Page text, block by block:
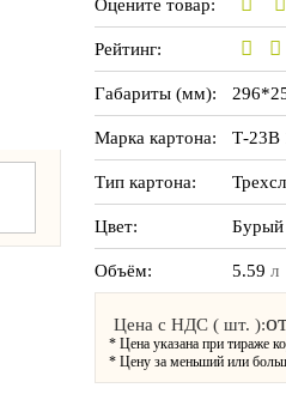
ТОВАР МЕСЯЦА
Оцените товар:
Рейтинг:
Габариты (мм):
Марка картона: Т-23В
Тип картона:
Цвет: Бурый
Объём: 5.59 л
Цена с НДС ( шт. ):
* Цена указана при тираже
* Цену за меньший или